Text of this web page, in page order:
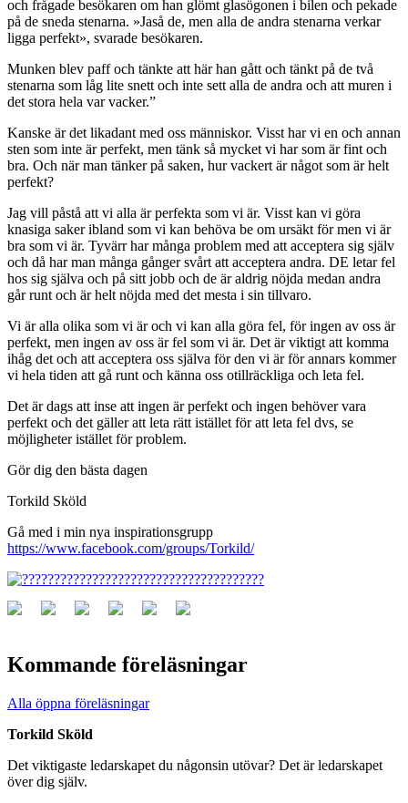
och frågade besökaren om han glömt glasögonen i bilen och pekade
på de sneda stenarna. »Jaså de, men alla de andra stenarna verkar
ligga perfekt», svarade besökaren.
Munken blev paff och tänkte att här han gått och tänkt på de två
stenarna som låg lite snett och inte sett alla de andra och att muren i
det stora hela var vacker.”
Kanske är det likadant med oss människor. Visst har vi en och annan
sten som inte är perfekt, men tänk så mycket vi har som är fint och
bra. Och när man tänker på saken, hur vackert är något som är helt
perfekt?
Jag vill påstå att vi alla är perfekta som vi är. Visst kan vi göra
knasiga saker ibland som vi kan behöva be om ursäkt för men vi är
bra som vi är. Tyvärr har många problem med att acceptera sig själv
och då har man många gånger svårt att acceptera andra. DE letar fel
hos sig själva och på sitt jobb och de är aldrig nöjda medan andra
går runt och är helt nöjda med det mesta i sin tillvaro.
Vi är alla olika som vi är och vi kan alla göra fel, för ingen av oss är
perfekt, men ingen av oss är fel som vi är. Det är viktigt att komma
ihåg det och att acceptera oss själva för den vi är för annars kommer
vi hela tiden att gå runt och känna oss otillräckliga och leta fel.
Det är dags att inse att ingen är perfekt och ingen behöver vara
perfekt och det gäller att leta rätt istället för att leta fel dvs, se
möjligheter istället för problem.
Gör dig den bästa dagen
Torkild Sköld
Gå med i min nya inspirationsgrupp
https://www.facebook.com/groups/Torkild/
Kommande föreläsningar
Alla öppna föreläsningar
Torkild Sköld
Det viktigaste ledarskapet du någonsin utövar? Det är ledarskapet
över dig själv.